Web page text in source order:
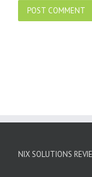
NIX SOLUTIONS